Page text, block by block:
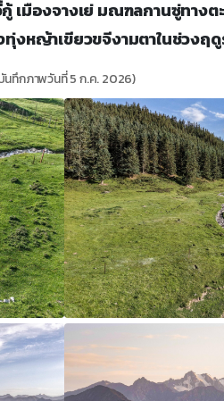
เมืองจางเย่ มณฑลกานซู่ทางต
งหญ้าเขียวขจีงามตาในช่วงฤ
นทึกภาพวันที่ 5 ก.ค. 2026)